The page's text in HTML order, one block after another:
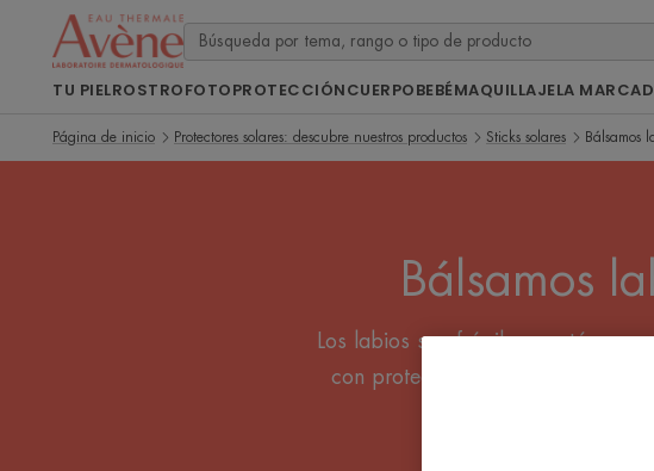
TU PIELROSTROFOTOPROTECCIÓNCUERPOBEBÉMAQUILLAJELA MARCA
Página de inicio Protectores solares: descubre nuestros productos Sticks solares Bálsamos
Bálsamos
Los labios son frágiles y están
con protección solar tiene la